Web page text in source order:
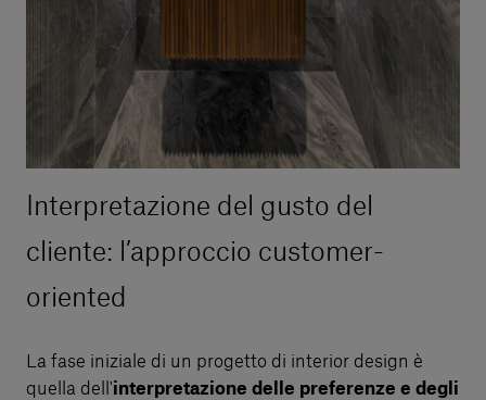
Interpretazione del gusto del
cliente: l’approccio customer-
oriented
La fase iniziale di un progetto di interior design è
quella dell'interpretazione delle preferenze e degli